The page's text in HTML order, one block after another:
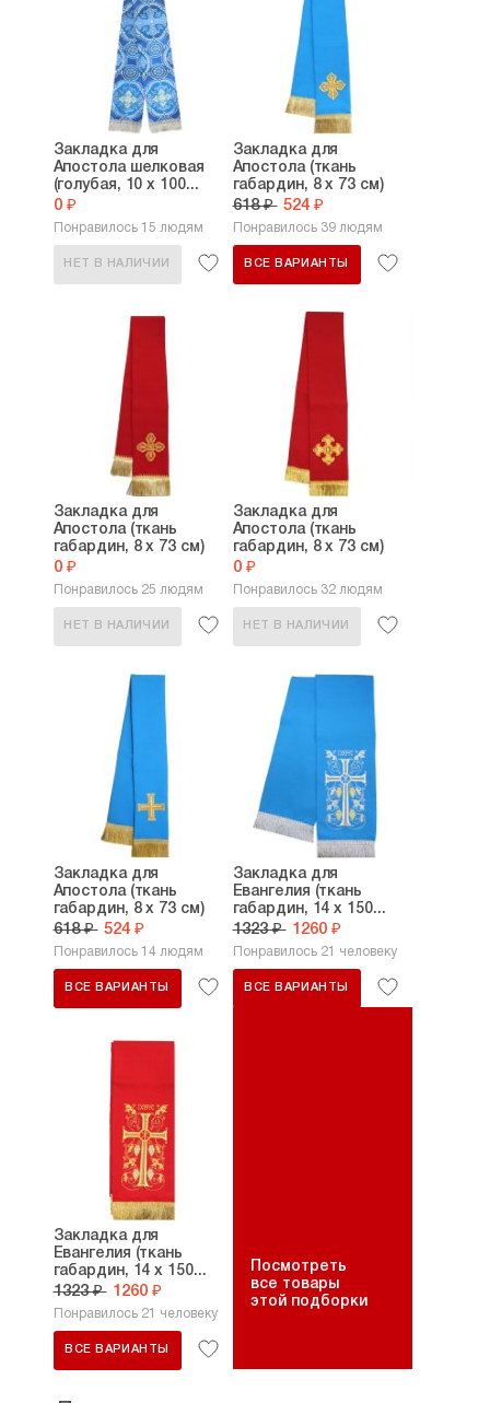
Закладка для
Апостола шелковая
(голубая, 10 х 100...
0 ₽
Понравилось 15 людям
НЕТ В НАЛИЧИИ
Закладка для
Апостола (ткань
габардин, 8 х 73 см)
618 ₽ 524 ₽
Понравилось 39 людям
ВСЕ ВАРИАНТЫ
Закладка для
Апостола (ткань
габардин, 8 х 73 см)
0 ₽
Понравилось 25 людям
НЕТ В НАЛИЧИИ
Закладка для
Апостола (ткань
габардин, 8 х 73 см)
0 ₽
Понравилось 32 людям
НЕТ В НАЛИЧИИ
Закладка для
Апостола (ткань
габардин, 8 х 73 см)
618 ₽ 524 ₽
Понравилось 14 людям
ВСЕ ВАРИАНТЫ
Закладка для
Евангелия (ткань
габардин, 14 х 150...
1323 ₽ 1260 ₽
Понравилось 21 человеку
ВСЕ ВАРИАНТЫ
Закладка для
Евангелия (ткань
габардин, 14 х 150...
1323 ₽ 1260 ₽
Понравилось 21 человеку
ВСЕ ВАРИАНТЫ
Посмотреть
все товары
этой подборки